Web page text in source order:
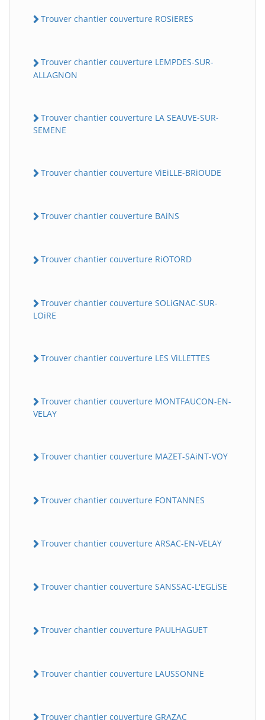
Trouver chantier couverture ROSiERES
Trouver chantier couverture LEMPDES-SUR-
ALLAGNON
Trouver chantier couverture LA SEAUVE-SUR-
SEMENE
Trouver chantier couverture ViEiLLE-BRiOUDE
Trouver chantier couverture BAiNS
Trouver chantier couverture RiOTORD
Trouver chantier couverture SOLiGNAC-SUR-
LOiRE
Trouver chantier couverture LES ViLLETTES
Trouver chantier couverture MONTFAUCON-EN-
VELAY
Trouver chantier couverture MAZET-SAiNT-VOY
Trouver chantier couverture FONTANNES
Trouver chantier couverture ARSAC-EN-VELAY
Trouver chantier couverture SANSSAC-L'EGLiSE
Trouver chantier couverture PAULHAGUET
Trouver chantier couverture LAUSSONNE
Trouver chantier couverture GRAZAC